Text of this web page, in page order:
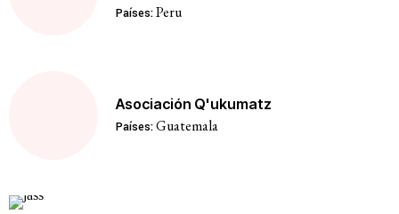
Países:Peru
Asociación Q'ukumatz
Países:Guatemala